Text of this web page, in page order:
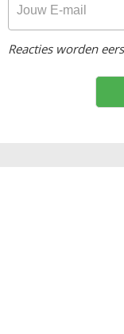
Reacties worden